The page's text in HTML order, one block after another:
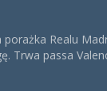
porażka Realu
Trwa passa